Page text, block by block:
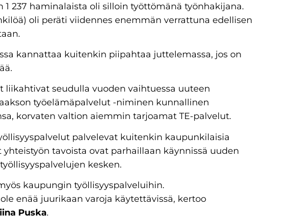
237 haminalaista oli silloin työttömänä työnhakijana.
oli peräti viidennes enemmän verrattuna edellisen
kannattaa kuitenkin piipahtaa juttelemassa, jos on
liikahtivat seudulla vuoden vaihtuessa uuteen
työelämäpalvelut -niminen kunnallinen
korvaten valtion aiemmin tarjoamat TE-palvelut.
palvelevat kuitenkin kaupunkilaisia
tavoista ovat parhaillaan käynnissä uuden
kesken.
kaupungin työllisyyspalveluihin.
enää juurikaan varoja käytettävissä, kertoo
Puska.